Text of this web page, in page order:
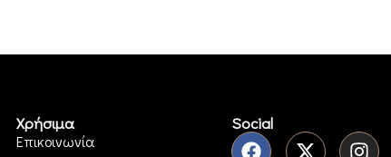
Χρήσιμα
Επικοινωνία
Social